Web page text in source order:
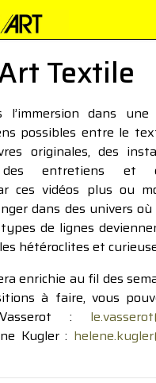
Textile
l’immersion dans une
possibles entre le
originales, des
des entretiens et
ces vidéos plus ou
dans des univers
de lignes
hétéroclites et
enrichie au fil des
à faire, vous
Vasserot :
Kugler :